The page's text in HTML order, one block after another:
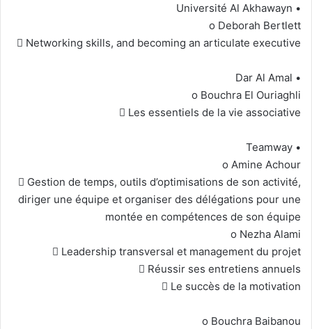
• Université Al Akhawayn
o Deborah Bertlett
 Networking skills, and becoming an articulate executive
• Dar Al Amal
o Bouchra El Ouriaghli
 Les essentiels de la vie associative
• Teamway
o Amine Achour
 Gestion de temps, outils d’optimisations de son activité,
diriger une équipe et organiser des délégations pour une
montée en compétences de son équipe
o Nezha Alami
 Leadership transversal et management du projet
 Réussir ses entretiens annuels
 Le succès de la motivation
o Bouchra Baibanou